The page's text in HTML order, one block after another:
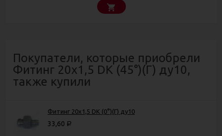
Покупатели, которые приобрели
Фитинг 20х1,5 DK (45°)(Г) ду10,
также купили
Фитинг 20х1,5 DK (0°)(Г) ду10
33,60 Р